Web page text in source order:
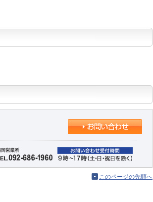
このページの先頭へ